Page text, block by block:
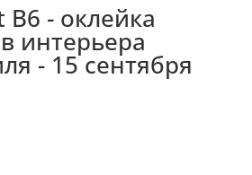
B6 - оклейка
интерьера
- 15 сентября